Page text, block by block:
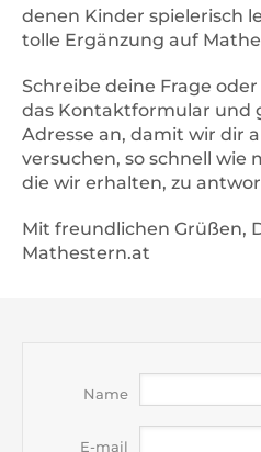
denen Kinder spielerisch
tolle Ergänzung auf
Schreibe deine Frage
das Kontaktformular und
Adresse an, damit wir dir
versuchen, so schnell wie
die wir erhalten, zu
Mit freundlichen Grüßen,
Mathestern.at
Name
E-mail
► Trophäenschrank
► Kontaktieren Sie uns